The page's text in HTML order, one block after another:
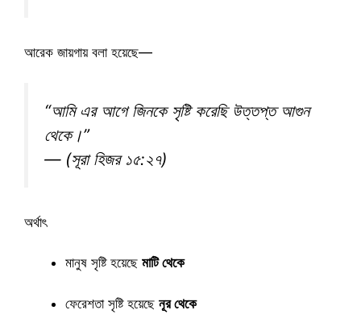
আরেক জায়গায় বলা হয়েছে—
“আমি এর আগে জিনকে সৃষ্টি করেছি উত্তপ্ত আগুন
থেকে।”
— (সূরা হিজর ১৫:২৭)
অর্থাৎ
মানুষ সৃষ্টি হয়েছে মাটি থেকে
ফেরেশতা সৃষ্টি হয়েছে নূর থেকে